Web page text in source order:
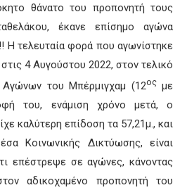
θάνατο του προπονητή τους
έκανε επίσημο αγώνα
Η τελευταία φορά που αγωνίστηκε
4 Αυγούστου 2022, στον τελικό
Αγώνων του Μπέρμιγχαμ (12οςμε
του, ενάμιση χρόνο μετά, ο
καλύτερη επίδοση τα 57,21μ., και
Κοινωνικής Δικτύωσης, είναι
επέστρεψε σε αγώνες, κάνοντας
αδικοχαμένο προπονητή του